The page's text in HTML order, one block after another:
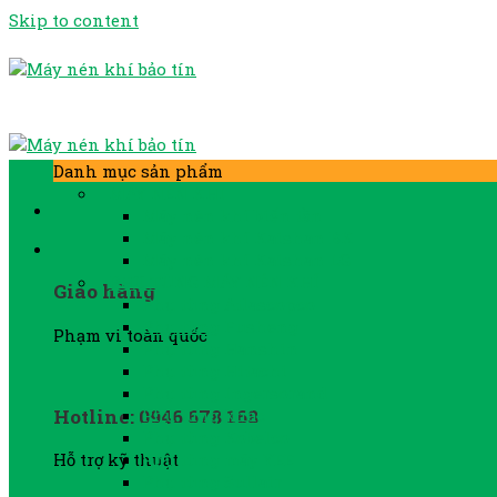
Skip to content
Giao hàng
Phạm vi toàn quốc
Hotline: 0946 678 168
Hỗ trợ kỹ thuật
Danh mục sản phẩm
PHỤ TÙNG MÁY NÉN KHÍ
Phụ tùng Atlascopco
Phụ tùng Fusheng
Phụ tùng Hanshin
Phụ tùng khác
Phụ tùng máy YEE